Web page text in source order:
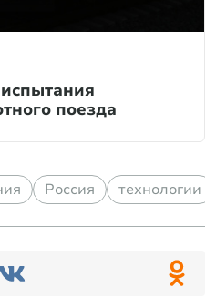
поезда
Россия технологии